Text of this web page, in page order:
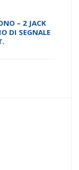
– 2 JACK
DI SEGNALE